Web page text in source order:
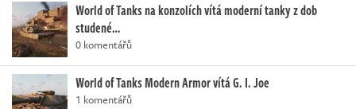
World of Tanks na konzolích vítá moderní tanky z dob
studené…
0 komentářů
World of Tanks Modern Armor vítá G. I. Joe
1 komentářů